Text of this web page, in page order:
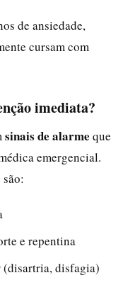
de ansiedade,
cursam com
imediata?
sinais de alarme que
emergencial.
e repentina
disfagia)